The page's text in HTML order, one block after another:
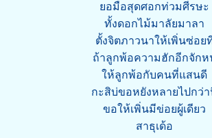
ยอมือสุดศอกท่วมศีรษะ
ทั้งดอกไม้มาลัยมาลา
ตั้งจิตภาวนาให้เพิ่นซ่อย
ถ้าลูกพ้อความฮักอีกจักห
ให้ลูกพ้อกับคนที่แสนดี
กะสิบ่ขอหยังหลายไปกว่
ขอให้เพิ่นมีข่อยผู้เดียว
สาธุเด้อ